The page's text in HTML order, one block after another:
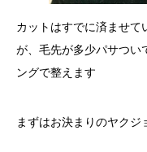
カットはすでに済ませて
が、毛先が多少パサつい
ングで整えます
まずはお決まりのヤクジ